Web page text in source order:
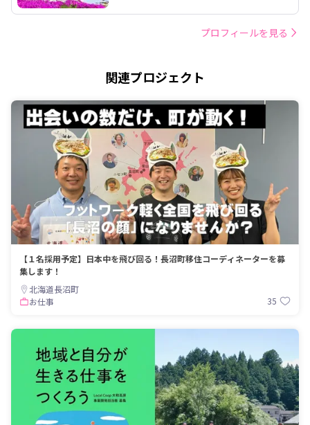
プロフィールを見る
関連プロジェクト
【１名採用予定】日本中を飛び回る！長沼町移住コーディネーターを募
集します！
北海道長沼町
お仕事
35